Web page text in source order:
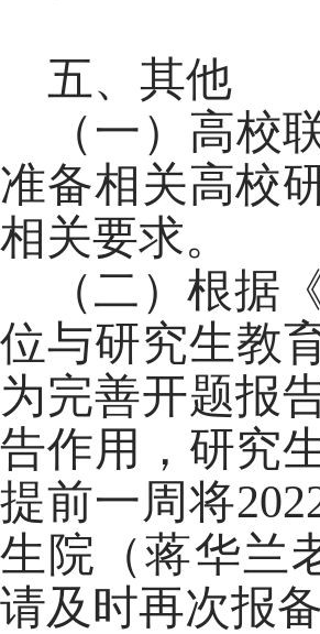
五、其他
（一）高校
准备相关高校
相关要求。
（二）根据
位与研究生教
为完善开题报
告作用，研究
提前一周将
生院（蒋华兰
请及时再次报备